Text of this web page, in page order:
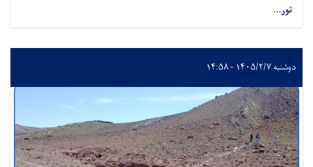
نور...
دوشنبه ۱۴۰۵/۲/۷ - ۱۴:۵۸